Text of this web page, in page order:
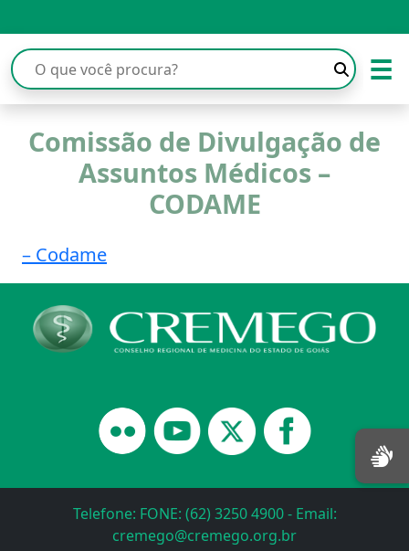
☰
Comissão de Divulgação de
Assuntos Médicos –
CODAME
– Codame
Telefone: FONE: (62) 3250 4900 - Email:
cremego@cremego.org.br